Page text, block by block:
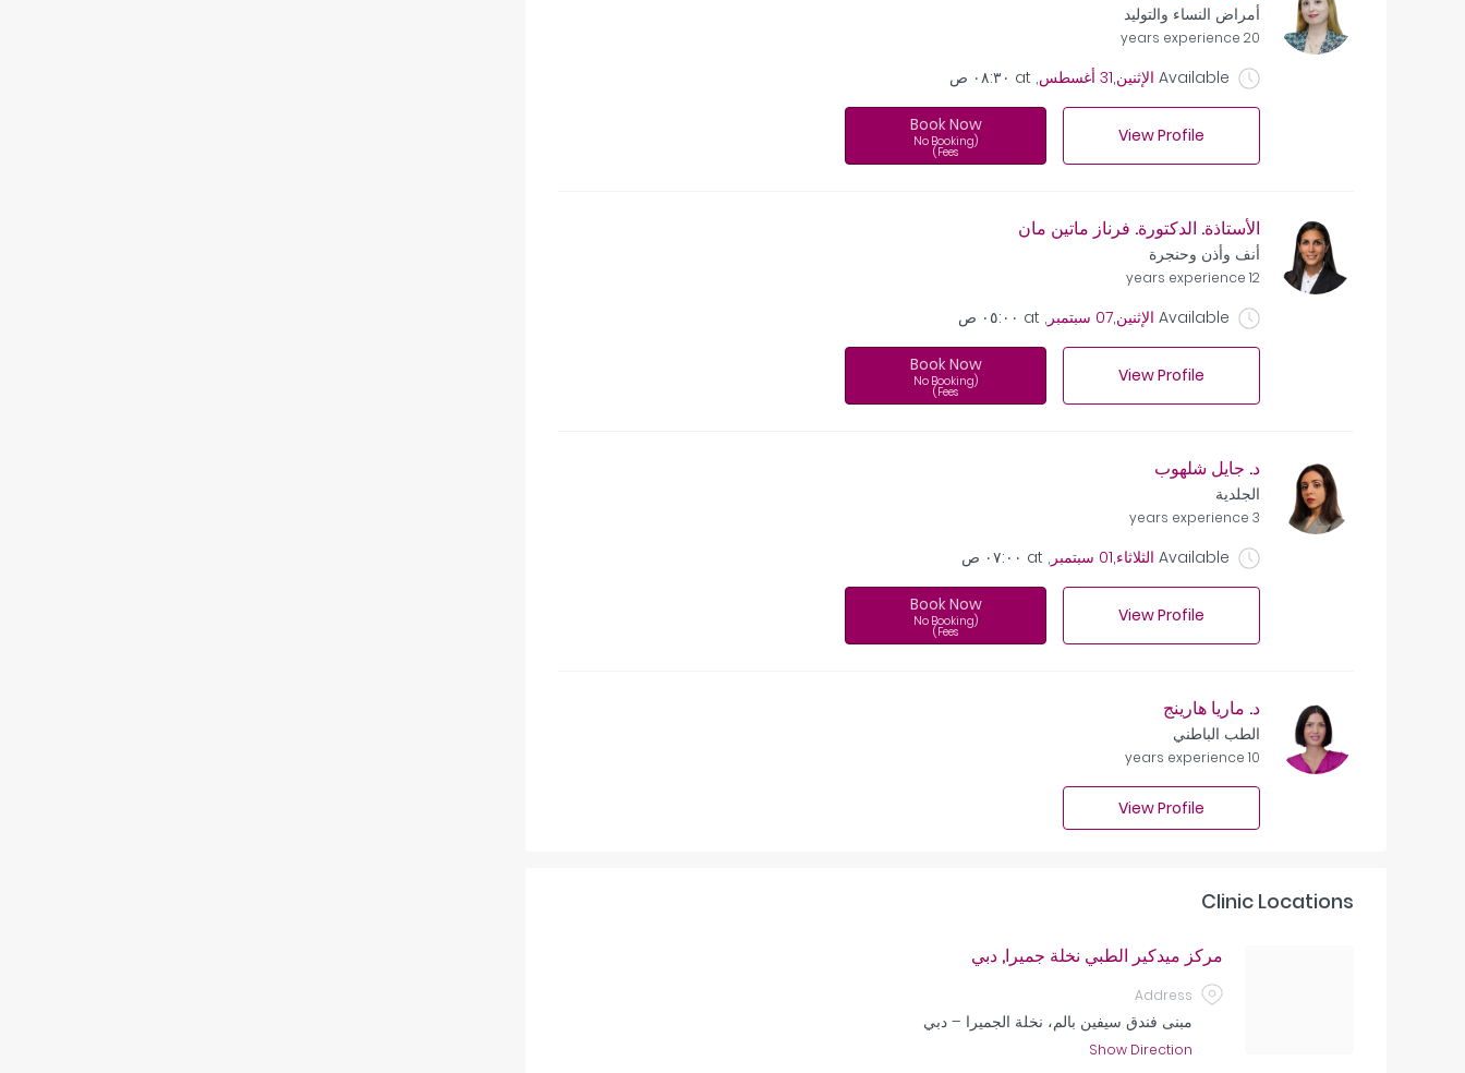
أمراض النساء والتوليد
20 years experience
Available الإثنين,31 أغسطس , at ٠٨:٣٠ ص
View Profile
Book Now
(No Booking
Fees)
الأستاذة. الدكتورة. فرناز ماتين مان
أنف وأذن وحنجرة
12 years experience
Available الإثنين,07 سبتمبر , at ٠٥:٠٠ ص
View Profile
Book Now
(No Booking
Fees)
د. جايل شلهوب
الجلدية
3 years experience
Available الثلاثاء,01 سبتمبر , at ٠٧:٠٠ ص
View Profile
Book Now
(No Booking
Fees)
د. ماريا هارينج
الطب الباطني
10 years experience
View Profile
Clinic Locations
مركز ميدكير الطبي نخلة جميرا, دبي
Address
مبنى فندق سيفين بالم، نخلة الجميرا – دبي
Show Direction